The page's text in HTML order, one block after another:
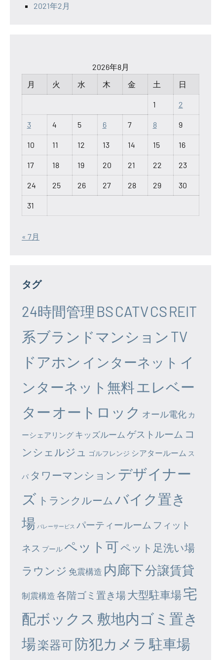
2021年2月
2026年8月
月
火 水 木 金 土 日
1 2
3 4 5 6 7 8 9
10 11 12 13 14 15 16
17 18 19 20 21 22 23
24 25 26 27 28 29 30
31
« 7月
タグ
24時間管理 BSCATVCSREIT
系ブランドマンション TV
ドアホン インターネット イ
ンターネット無料エレベー
ター オートロック オール電化 カ
ーシェアリング キッズルーム ゲストルーム コ
ンシェルジュ
ゴルフレンジ シアタールーム ス
パ タワーマンション デザイナー
ズ トランクルーム バイク置き
場 バレーサービス パーティールーム フィット
ネス プール ペット可ペット足洗い場
ラウンジ 免震構造 内廊下分譲賃貸
制震構造 各階ゴミ置き場大型駐車場宅
配ボックス 敷地内ゴミ置き
場楽器可防犯カメラ 駐車場